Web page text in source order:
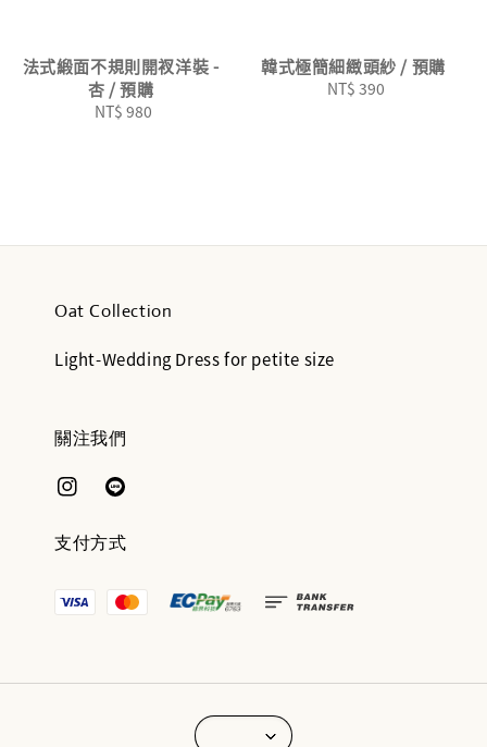
法式緞面不規則開衩洋裝 -
杏 / 預購
Regular
NT$ 980
韓式極簡細緻頭紗 / 預購
Regular
NT$ 390
Oat Collection
Light-Wedding Dress for petite size
關注我們
支付方式